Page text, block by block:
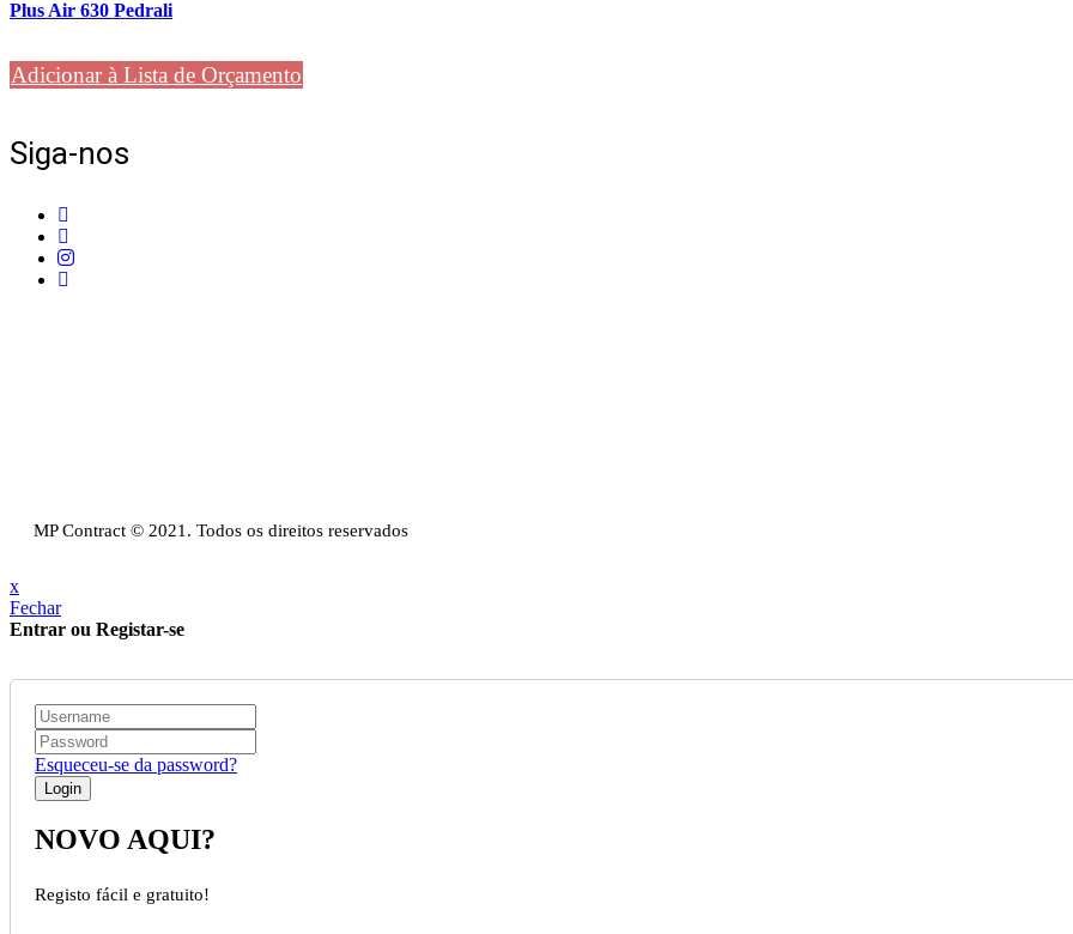
Plus Air 630 Pedrali
Adicionar à Lista de Orçamento
Siga-nos
MP Contract © 2021. Todos os direitos reservados
x
Fechar
Entrar ou Registar-se
Esqueceu-se da password?
NOVO AQUI?
Registo fácil e gratuito!